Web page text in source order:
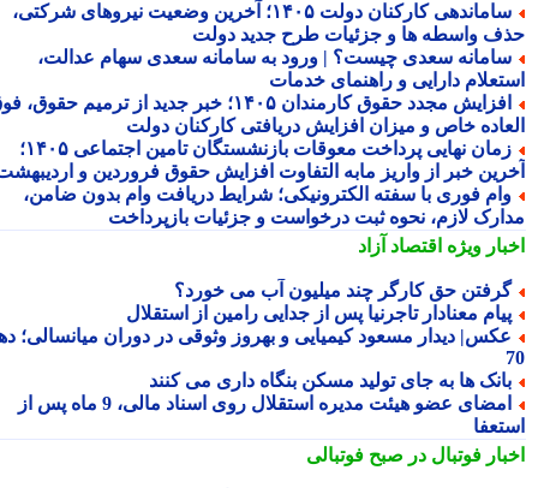
ساماندهی کارکنان دولت ۱۴۰۵؛ آخرین وضعیت نیروهای شرکتی،
واسطه ها و جزئیات طرح جدید دولت
سعدی چیست؟ | ورود به سامانه سعدی سهام عدالت،
دارایی و راهنمای خدمات
افزایش مجدد حقوق کارمندان ۱۴۰۵؛ خبر جدید از ترمیم حقوق، فوق
خاص و میزان افزایش دریافتی کارکنان دولت
زمان نهایی پرداخت معوقات بازنشستگان تامین اجتماعی ۱۴۰۵؛
خبر از واریز مابه التفاوت افزایش حقوق فروردین و اردیبهشت
فوری با سفته الکترونیکی؛ شرایط دریافت وام بدون ضامن،
لازم، نحوه ثبت درخواست و جزئیات بازپرداخت
ویژهاقتصاد آزاد
حق کارگر چند میلیون آب می خورد؟
معنادار تاجرنیا پس از جدایی رامین از استقلال
دیدار مسعود کیمیایی و بهروز وثوقی در دوران میانسالی؛ دهه
ها به جای تولید مسکن بنگاه داری می کنند
امضای عضو هیئت مدیره استقلال روی اسناد مالی، 9 ماه پس از
فوتبال در صبح فوتبالی